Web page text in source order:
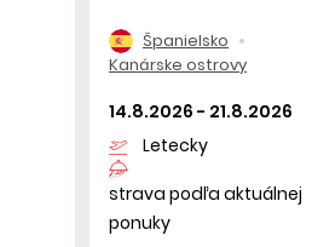
Španielsko
Kanárske ostrovy
14.8.2026 - 21.8.2026
Letecky
strava podľa aktuálnej
ponuky